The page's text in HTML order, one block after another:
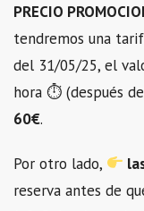
PRECIO
tendremos una
del 31/05/25, el
hora ⏱️ (después
60€.
Por otro lado,
reserva antes de